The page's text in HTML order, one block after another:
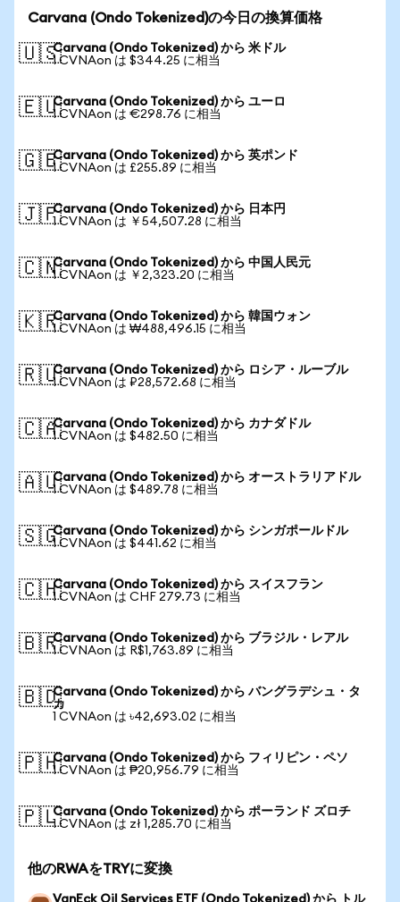
Carvana (Ondo Tokenized)の今日の換算価格
🇺🇸Carvana (Ondo Tokenized) から 米ドル
1 CVNAon は $344.25 に相当
🇪🇺Carvana (Ondo Tokenized) から ユーロ
1 CVNAon は €298.76 に相当
🇬🇧Carvana (Ondo Tokenized) から 英ポンド
1 CVNAon は £255.89 に相当
🇯🇵Carvana (Ondo Tokenized) から 日本円
1 CVNAon は ￥54,507.28 に相当
🇨🇳Carvana (Ondo Tokenized) から 中国人民元
1 CVNAon は ￥2,323.20 に相当
🇰🇷Carvana (Ondo Tokenized) から 韓国ウォン
1 CVNAon は ₩488,496.15 に相当
🇷🇺Carvana (Ondo Tokenized) から ロシア・ルーブル
1 CVNAon は ₽28,572.68 に相当
🇨🇦Carvana (Ondo Tokenized) から カナダドル
1 CVNAon は $482.50 に相当
🇦🇺Carvana (Ondo Tokenized) から オーストラリアドル
1 CVNAon は $489.78 に相当
🇸🇬Carvana (Ondo Tokenized) から シンガポールドル
1 CVNAon は $441.62 に相当
🇨🇭Carvana (Ondo Tokenized) から スイスフラン
1 CVNAon は CHF 279.73 に相当
🇧🇷Carvana (Ondo Tokenized) から ブラジル・レアル
1 CVNAon は R$1,763.89 に相当
🇧🇩Carvana (Ondo Tokenized) から バングラデシュ・タ
カ
1 CVNAon は ৳42,693.02 に相当
🇵🇭Carvana (Ondo Tokenized) から フィリピン・ペソ
1 CVNAon は ₱20,956.79 に相当
🇵🇱Carvana (Ondo Tokenized) から ポーランド ズロチ
1 CVNAon は zł 1,285.70 に相当
他のRWAをTRYに変換
VanEck Oil Services ETF (Ondo Tokenized) から トル